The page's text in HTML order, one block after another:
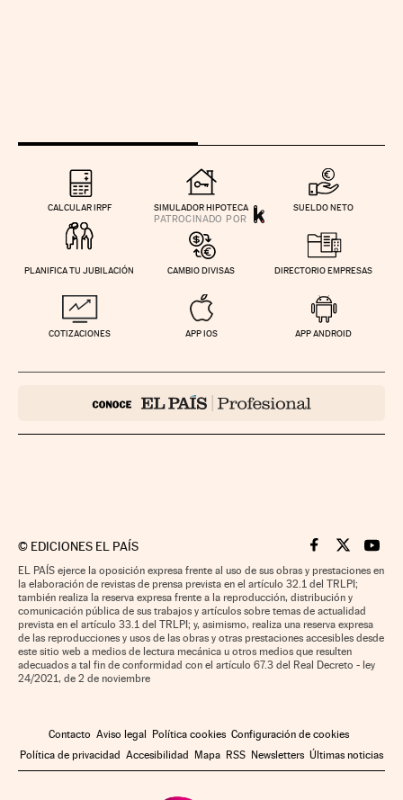
CALCULAR IRPF SIMULADOR HIPOTECA SUELDO NETO
PLANIFICA TU JUBILACIÓN CAMBIO DIVISAS DIRECTORIO EMPRESAS
COTIZACIONES APP IOS APP ANDROID
© EDICIONES EL PAÍS Cinco Días en
Cinco Días
Cinco
EL PAÍS ejerce la oposición expresa frente al uso de sus obras y prestaciones en
la elaboración de revistas de prensa prevista en el artículo 32.1 del TRLPI;
también realiza la reserva expresa frente a la reproducción, distribución y
comunicación pública de sus trabajos y artículos sobre temas de actualidad
prevista en el artículo 33.1 del TRLPI; y, asimismo, realiza una reserva expresa
de las reproducciones y usos de las obras y otras prestaciones accesibles desde
este sitio web a medios de lectura mecánica u otros medios que resulten
adecuados a tal fin de conformidad con el artículo 67.3 del Real Decreto - ley
24/2021, de 2 de noviembre
Contacto Aviso legal Política cookies Configuración de cookies
Política de privacidad Accesibilidad Mapa RSS Newsletters Últimas noticias